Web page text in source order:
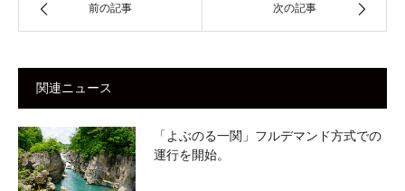
前の記事 次の記事
関連ニュース
「よぶのる一関」フルデマンド方式での
運行を開始。